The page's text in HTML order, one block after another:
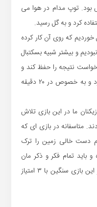
بود. توپ مدام در هوا می
کرد و به گل رسید.
که روی آن کار کرده
و بیشتر شبیه بسکتبال
نتیجه را حفظ کند و
به همین خاطر رو به بازی مستقیم آورد و به خصوص در ۲۰ دقیقه
ما در این بازی تلاش
متاسفانه در بازی ای که
دست خالی زمین را ترک
باید تمام فکر و ذکر مان
روی بازی با سپاهان باشد تا بتوانیم از این بازی سنگین با ۳ امتیاز